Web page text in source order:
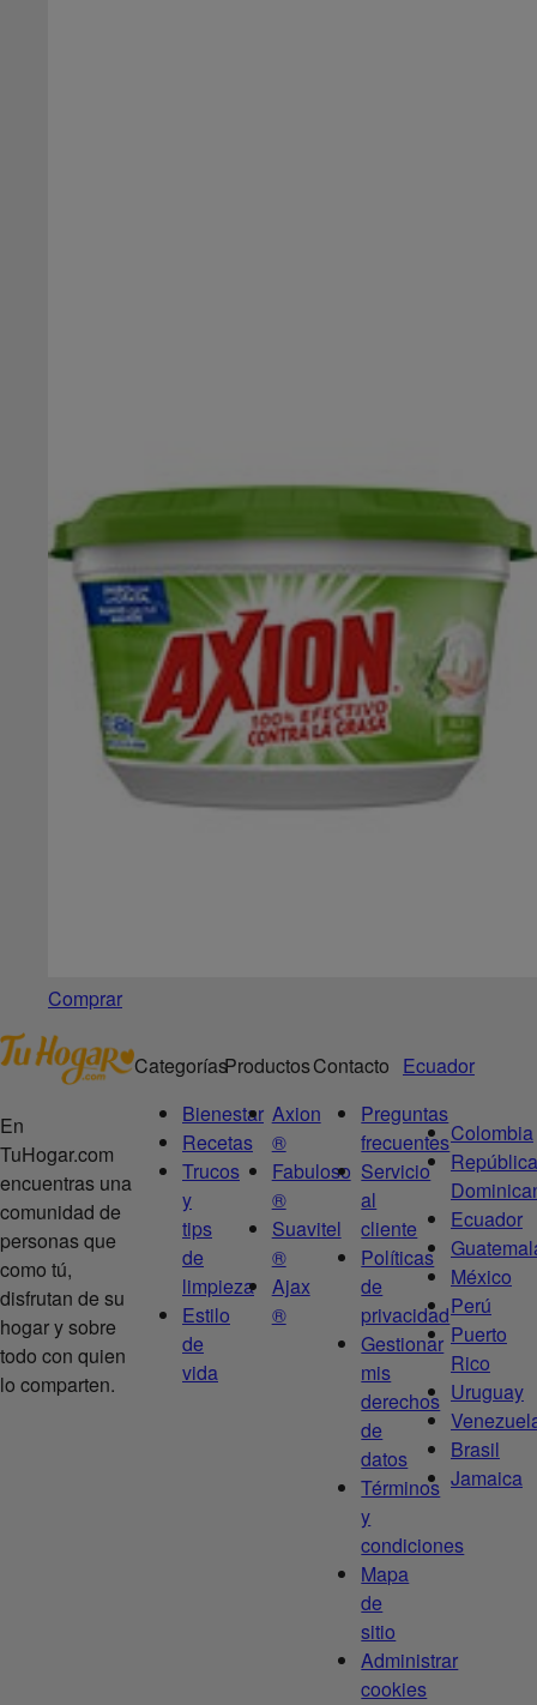
Comprar
En
TuHogar.com
encuentras una
comunidad de
personas que
como tú,
disfrutan de su
hogar y sobre
todo con quien
lo comparten.
Categorías
Bienestar
Recetas
Trucos
y
tips
de
limpieza
Estilo
de
vida
Productos
Axion
®
Fabuloso
®
Suavitel
®
Ajax
®
Contacto
Preguntas
frecuentes
Servicio
al
cliente
Políticas
de
privacidad
Gestionar
mis
derechos
de
datos
Términos
y
condiciones
Mapa
de
sitio
Administrar
cookies
Ecuador
Colombia
República
Ecuador
México
Perú
Puerto
Rico
Uruguay
Brasil
Jamaica